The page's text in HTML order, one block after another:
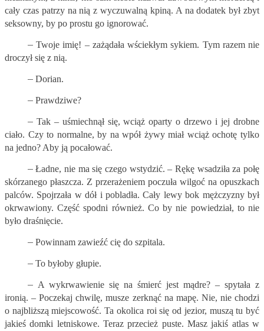
cały czas patrzy na nią z wyczuwalną kpiną. A na dodatek był zbyt
seksowny, by po prostu go ignorować.
–Twoje imię! – zażądała wściekłym sykiem. Tym razem nie
droczył się z nią.
– Dorian.
– Prawdziwe?
– Tak – uśmiechnął się, wciąż oparty o drzewo i jej drobne
ciało. Czy to normalne, by na wpół żywy miał wciąż ochotę tylko
na jedno? Aby ją pocałować.
–Ładne, nie ma się czego wstydzić. – Rękę wsadziła za połę
skórzanego płaszcza. Z przerażeniem poczuła wilgoć na opuszkach
palców. Spojrzała w dół i pobladła. Cały lewy bok mężczyzny był
okrwawiony. Część spodni również. Co by nie powiedział, to nie
było draśnięcie.
– Powinnam zawieźć cię do szpitala.
– To byłoby głupie.
– A wykrwawienie się na śmierć jest mądre? – spytała z
ironią. – Poczekaj chwilę, musze zerknąć na mapę. Nie, nie chodzi
o najbliższą miejscowość. Ta okolica roi się od jezior, muszą tu być
jakieś domki letniskowe. Teraz przecież puste. Masz jakiś atlas w